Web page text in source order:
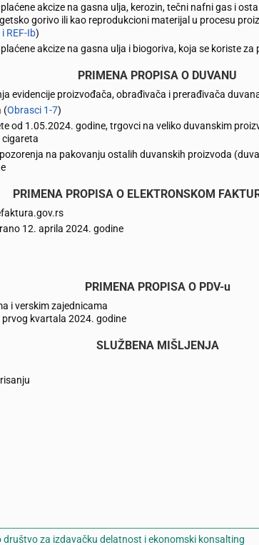
akcize na gasna ulja, kerozin, tečni nafni gas i
gorivo ili kao reprodukcioni materijal u procesu
REF-Ib)
akcize na gasna ulja i biogoriva, koja se koriste za
PRIMENA PROPISA O DUVANU
evidencije proizvođača, obrađivača i prerađivača
(Obrasci 1-7)
od 1.05.2024. godine, trgovci na veliko duvanskim
cigareta
na pakovanju ostalih duvanskih proizvoda
PRIMENA PROPISA O ELEKTRONSKOM
12. aprila 2024. godine
PRIMENA PROPISA O PDV-u
i verskim zajednicama
prvog kvartala 2024. godine
SLUŽBENA MIŠLJENJA
društvo za izdavačku delatnost i ekonomski konsalting